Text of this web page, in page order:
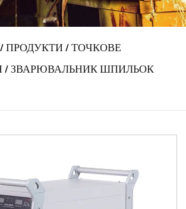
/ПРОДУКТИ/ТОЧКОВЕ
/ЗВАРЮВАЛЬНИК ШПИЛЬОК